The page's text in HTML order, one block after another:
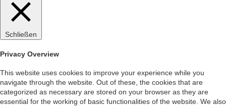
Schließen
Privacy Overview
This website uses cookies to improve your experience while you
navigate through the website. Out of these, the cookies that are
categorized as necessary are stored on your browser as they are
essential for the working of basic functionalities of the website. We also